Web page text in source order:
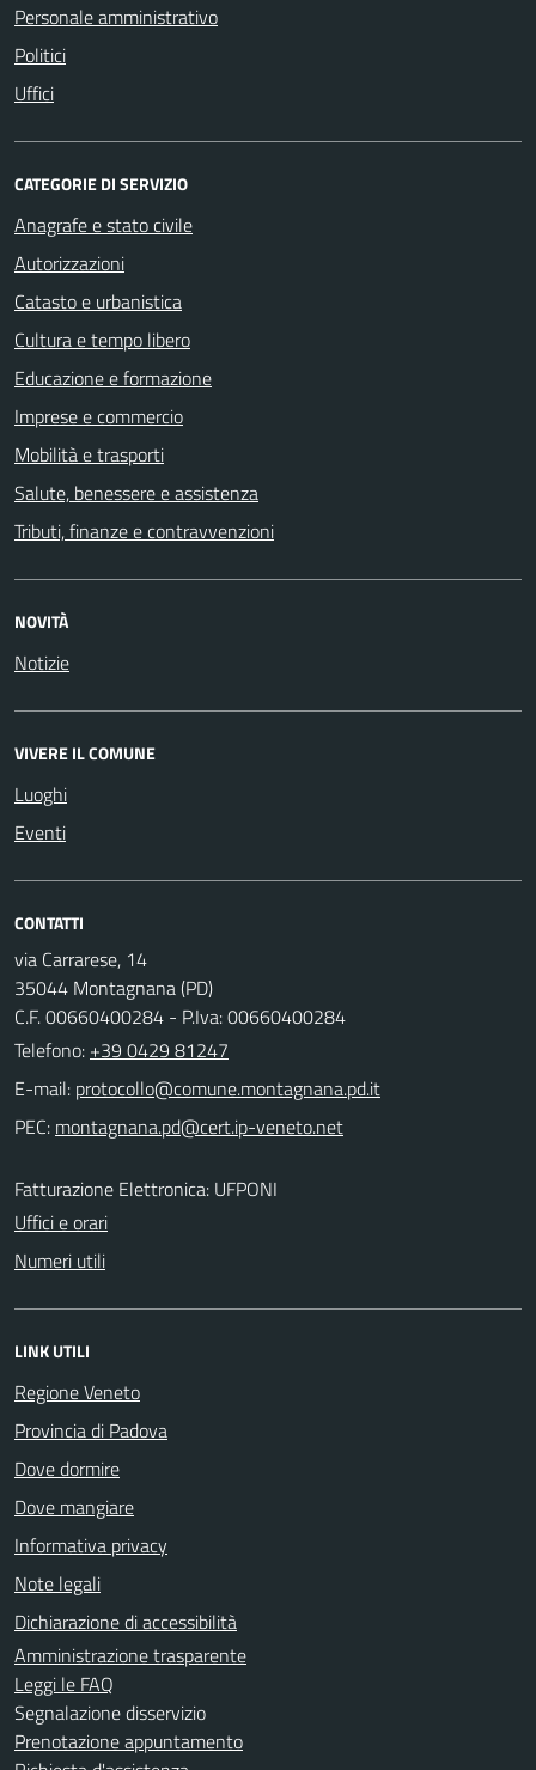
Personale amministrativo
Politici
Uffici
CATEGORIE DI SERVIZIO
Anagrafe e stato civile
Autorizzazioni
Catasto e urbanistica
Cultura e tempo libero
Educazione e formazione
Imprese e commercio
Mobilità e trasporti
Salute, benessere e assistenza
Tributi, finanze e contravvenzioni
NOVITÀ
Notizie
VIVERE IL COMUNE
Luoghi
Eventi
CONTATTI
via Carrarese, 14
35044 Montagnana (PD)
C.F. 00660400284 - P.Iva: 00660400284
Telefono: +39 0429 81247
E-mail:
PEC:
Fatturazione Elettronica: UFPONI
Uffici e orari
Numeri utili
LINK UTILI
Regione Veneto
Provincia di Padova
Dove dormire
Dove mangiare
Informativa privacy
Note legali
Dichiarazione di accessibilità
Amministrazione trasparente
Leggi le FAQ
Segnalazione disservizio
Prenotazione appuntamento